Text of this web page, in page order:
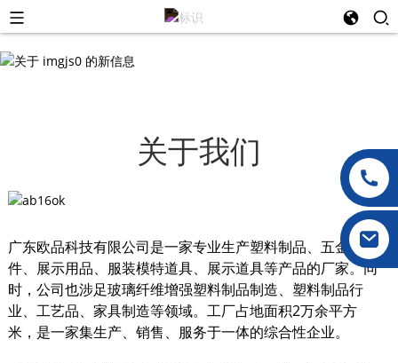
关于我们
广东欧品科技有限公司是一家专业生产塑料制品、五金配
件、展示用品、服装模特道具、展示道具等产品的厂家。同
时，公司也涉足玻璃纤维增​​强塑料制品制造、塑料制品行
业、工艺品、家具制造等领域。工厂占地面积2万余平方
米，是一家集生产、销售、服务于一体的综合性企业。